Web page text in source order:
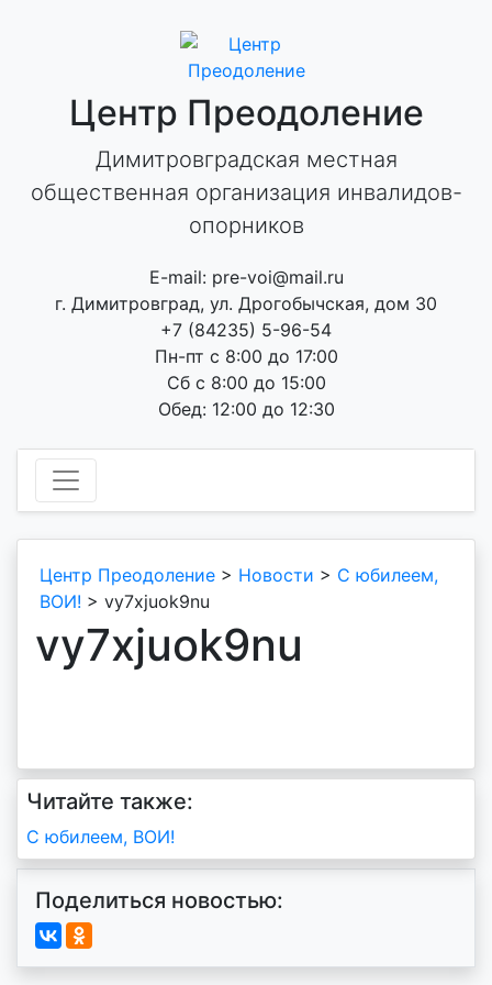
Центр Преодоление
Димитровградская местная
общественная организация инвалидов-
опорников
E-mail: pre-voi@mail.ru
г. Димитровград, ул. Дрогобычская, дом 30
+7 (84235) 5-96-54
Пн-пт с 8:00 до 17:00
Сб с 8:00 до 15:00
Обед: 12:00 до 12:30
Центр Преодоление > Новости > С юбилеем,
ВОИ! > vy7xjuok9nu
vy7xjuok9nu
Читайте также:
Навигация
по
записям
С юбилеем, ВОИ!
Поделиться новостью: